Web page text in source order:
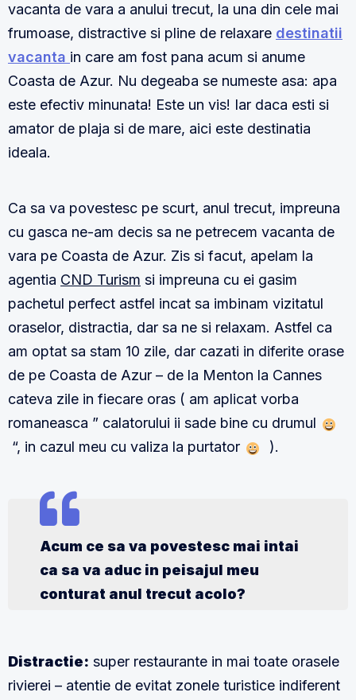
vacanta de vara a anului trecut, la una din cele mai
frumoase, distractive si pline de relaxare destinatii
vacanta in care am fost pana acum si anume
Coasta de Azur. Nu degeaba se numeste asa: apa
este efectiv minunata! Este un vis! Iar daca esti si
amator de plaja si de mare, aici este destinatia
ideala.
Ca sa va povestesc pe scurt, anul trecut, impreuna
cu gasca ne-am decis sa ne petrecem vacanta de
vara pe Coasta de Azur. Zis si facut, apelam la
agentia CND Turism si impreuna cu ei gasim
pachetul perfect astfel incat sa imbinam vizitatul
oraselor, distractia, dar sa ne si relaxam. Astfel ca
am optat sa stam 10 zile, dar cazati in diferite orase
de pe Coasta de Azur – de la Menton la Cannes
cateva zile in fiecare oras ( am aplicat vorba
romaneasca ” calatorului ii sade bine cu drumul
“, in cazul meu cu valiza la purtator
).
Acum ce sa va povestesc mai intai
ca sa va aduc in peisajul meu
conturat anul trecut acolo?
Distractie: super restaurante in mai toate orasele
rivierei – atentie de evitat zonele turistice indiferent